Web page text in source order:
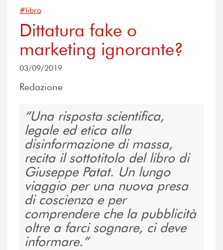
#libro
Dittatura fake o
marketing ignorante?
03/09/2019
Redazione
Una risposta scientifica,
legale ed etica alla
disinformazione di massa,
recita il sottotitolo del libro di
Giuseppe Patat. Un lungo
viaggio per una nuova presa
di coscienza e per
comprendere che la pubblicità
oltre a farci sognare, ci deve
informare.